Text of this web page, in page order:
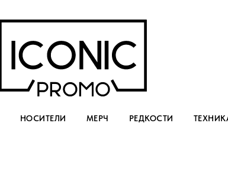
НОСИТЕЛИ МЕРЧ РЕДКОСТИ